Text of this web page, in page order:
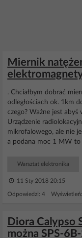
Miernik
. Chciałbym dobrać
odległościach ok. 1km
czego? Ważne jest abyś
Urządzenie
mikrofalowego, ale nie
a podana moc 1 MW to
Warsztat elektronika
11 Sty 2018 20:15
Odpowiedzi: 4
Diora Calypso
można SPS-